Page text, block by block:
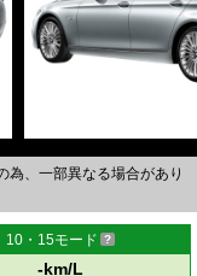
為、一部異なる場合があり
10・15モード
-km/L